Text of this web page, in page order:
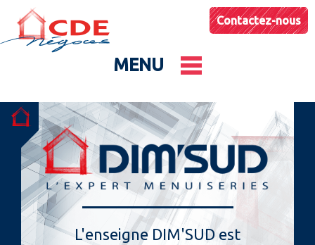
Contactez-nous
MENU
Le groupe
Nos entités
Conseils & Astuces
L'enseigne DIM'SUD est